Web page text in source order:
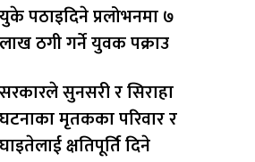
युके पठाइदिने प्रलोभनमा ७
लाख ठगी गर्ने युवक पक्राउ
सरकारले सुनसरी र सिराहा
घटनाका मृतकका परिवार र
घाइतेलाई क्षतिपूर्ति दिने